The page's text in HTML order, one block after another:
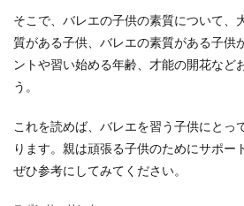
そこで、バレエの子供の素質について、
質がある子供、バレエの素質がある子供
ントや習い始める年齢、才能の開花など
う。
これを読めば、バレエを習う子供にとっ
ります。親は頑張る子供のためにサポー
ぜひ参考にしてみてください。